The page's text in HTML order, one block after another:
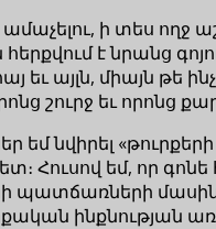
ամաչելու, ի տես ողջ
է նրանց
եւ այլն, միայն
շուրջ եւ որոնց
եմ նվիրել
Հուսով եմ, որ
պատճառների
ինքնության